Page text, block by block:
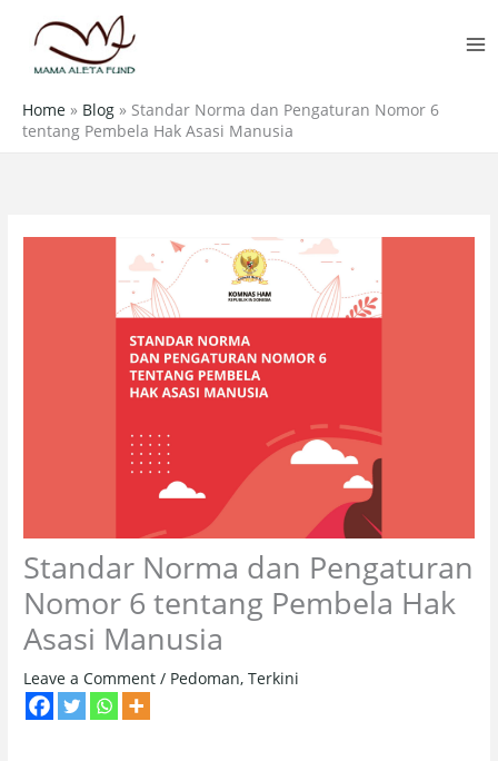
content
Home » Blog » Standar Norma dan Pengaturan Nomor 6
tentang Pembela Hak Asasi Manusia
Standar Norma dan Pengaturan
Nomor 6 tentang Pembela Hak
Asasi Manusia
Leave a Comment / Pedoman,Terkini